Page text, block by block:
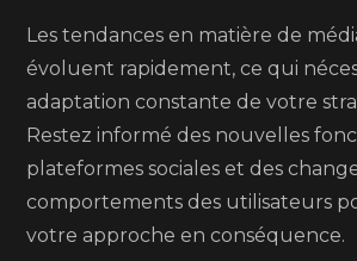
Les tendances en matière de
évoluent rapidement, ce qui
adaptation constante de votre
Restez informé des nouvelles
plateformes sociales et des
comportements des utilisateurs
votre approche en conséquence.